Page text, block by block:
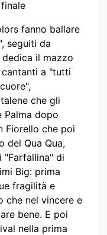
fanno ballare
seguiti da
dedica il mazzo
a "tutti
che gli
Palma dopo
Fiorello che poi
del Qua Qua,
"Farfallina" di
Big: prima
fragilità e
che nel vincere e
bene. E poi
nella prima